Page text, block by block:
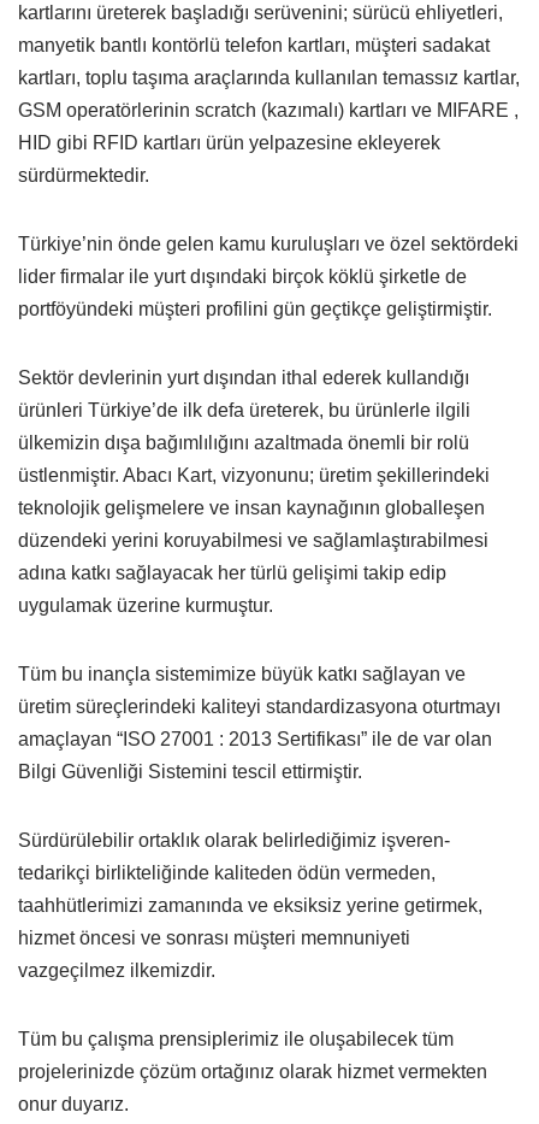
kartlarını üreterek başladığı serüvenini; sürücü ehliyetleri,
manyetik bantlı kontörlü telefon kartları, müşteri sadakat
kartları, toplu taşıma araçlarında kullanılan temassız kartlar,
GSM operatörlerinin scratch (kazımalı) kartları ve MIFARE ,
HID gibi RFID kartları ürün yelpazesine ekleyerek
sürdürmektedir.
Türkiye’nin önde gelen kamu kuruluşları ve özel sektördeki
lider firmalar ile yurt dışındaki birçok köklü şirketle de
portföyündeki müşteri profilini gün geçtikçe geliştirmiştir.
Sektör devlerinin yurt dışından ithal ederek kullandığı
ürünleri Türkiye’de ilk defa üreterek, bu ürünlerle ilgili
ülkemizin dışa bağımlılığını azaltmada önemli bir rolü
üstlenmiştir. Abacı Kart, vizyonunu; üretim şekillerindeki
teknolojik gelişmelere ve insan kaynağının globalleşen
düzendeki yerini koruyabilmesi ve sağlamlaştırabilmesi
adına katkı sağlayacak her türlü gelişimi takip edip
uygulamak üzerine kurmuştur.
Tüm bu inançla sistemimize büyük katkı sağlayan ve
üretim süreçlerindeki kaliteyi standardizasyona oturtmayı
amaçlayan “ISO 27001 : 2013 Sertifikası” ile de var olan
Bilgi Güvenliği Sistemini tescil ettirmiştir.
Sürdürülebilir ortaklık olarak belirlediğimiz işveren-
tedarikçi birlikteliğinde kaliteden ödün vermeden,
taahhütlerimizi zamanında ve eksiksiz yerine getirmek,
hizmet öncesi ve sonrası müşteri memnuniyeti
vazgeçilmez ilkemizdir.
Tüm bu çalışma prensiplerimiz ile oluşabilecek tüm
projelerinizde çözüm ortağınız olarak hizmet vermekten
onur duyarız.